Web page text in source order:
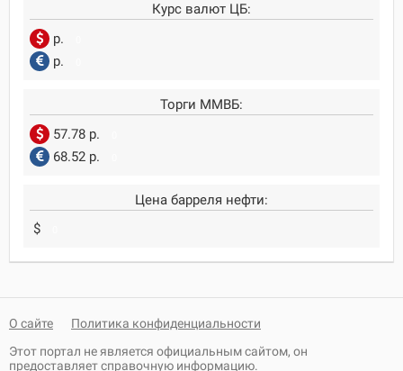
Курс валют ЦБ:
р.
р.
Торги ММВБ:
57.78 р.
68.52 р.
Цена барреля нефти:
$
О сайте
Политика конфиденциальности
Этот портал не является официальным сайтом, он
предоставляет справочную информацию.